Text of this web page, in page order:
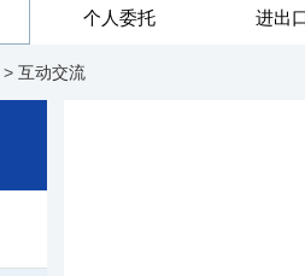
个人委托 进出
> 互动交流